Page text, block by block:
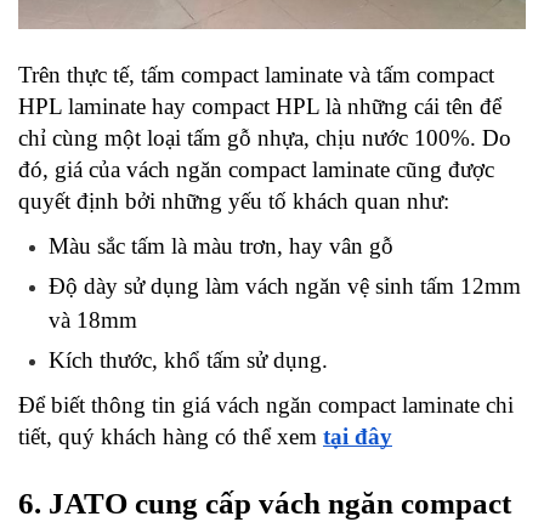
Trên thực tế, tấm compact laminate và tấm compact
HPL laminate hay compact HPL là những cái tên để
chỉ cùng một loại tấm gỗ nhựa, chịu nước 100%. Do
đó, giá của vách ngăn compact laminate cũng được
quyết định bởi những yếu tố khách quan như:
Màu sắc tấm là màu trơn, hay vân gỗ
Độ dày sử dụng làm vách ngăn vệ sinh tấm 12mm
và 18mm
Kích thước, khổ tấm sử dụng.
Để biết thông tin giá vách ngăn compact laminate chi
tiết, quý khách hàng có thể xem tại đây
6. JATO cung cấp vách ngăn compact